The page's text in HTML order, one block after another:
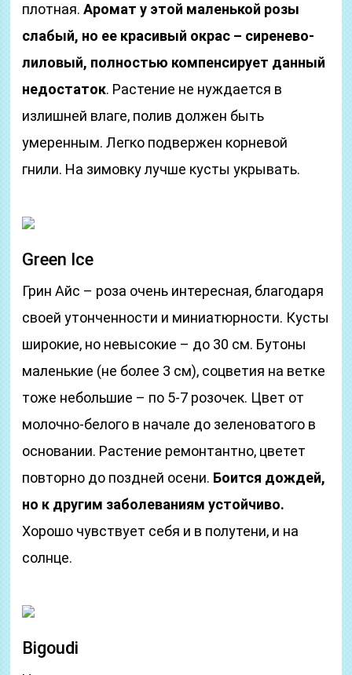
плотная.Аромат у этой маленькой розы
слабый, но ее красивый окрас – сиренево-
лиловый, полностью компенсирует данный
недостаток. Растение не нуждается в
излишней влаге, полив должен быть
умеренным. Легко подвержен корневой
гнили. На зимовку лучше кусты укрывать.
Green Ice
Грин Айс – роза очень интересная, благодаря
своей утонченности и миниатюрности. Кусты
широкие, но невысокие – до 30 см. Бутоны
маленькие (не более 3 см), соцветия на ветке
тоже небольшие – по 5-7 розочек. Цвет от
молочно-белого в начале до зеленоватого в
основании. Растение ремонтантно, цветет
повторно до поздней осени. Боится дождей,
но к другим заболеваниям устойчиво.
Хорошо чувствует себя и в полутени, и на
солнце.
Bigoudi